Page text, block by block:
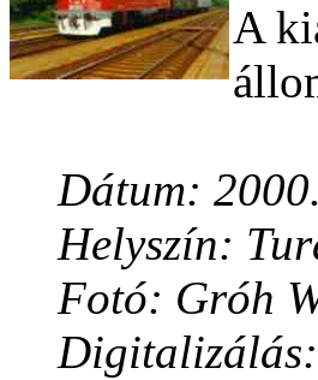
A
Dátum:
Helyszín:
Fotó: Gróh